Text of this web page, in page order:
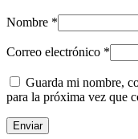
Nombre *
Correo electrónico *
Guarda mi nombre,
para la próxima vez que